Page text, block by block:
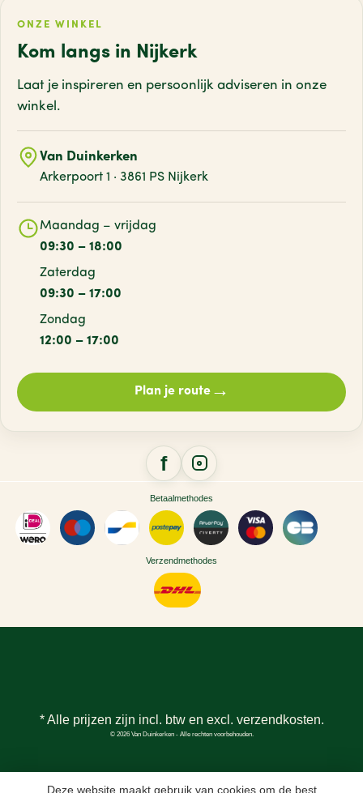
ONZE WINKEL
Kom langs in Nijkerk
Laat je inspireren en persoonlijk adviseren in onze
winkel.
Van Duinkerken
Arkerpoort 1 · 3861 PS Nijkerk
Maandag – vrijdag
09:30 – 18:00
Zaterdag
09:30 – 17:00
Zondag
12:00 – 17:00
Plan je route→
Betaalmethodes
Verzendmethodes
* Alle prijzen zijn incl. btw en excl. verzendkosten.
© 2026 Van Duinkerken - Alle rechten voorbehouden.
Deze website maakt gebruik van cookies om de best